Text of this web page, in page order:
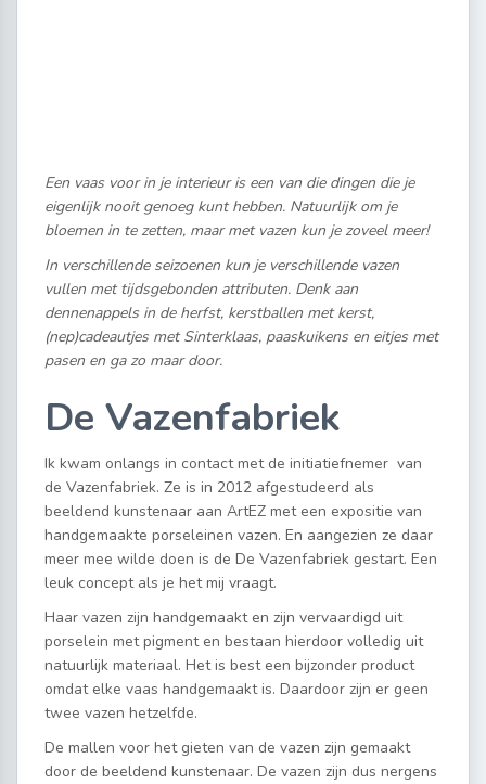
Een vaas voor in je interieur is een van die dingen die je
eigenlijk nooit genoeg kunt hebben. Natuurlijk om je
bloemen in te zetten, maar met vazen kun je zoveel meer!
In verschillende seizoenen kun je verschillende vazen
vullen met tijdsgebonden attributen. Denk aan
dennenappels in de herfst, kerstballen met kerst,
(nep)cadeautjes met Sinterklaas, paaskuikens en eitjes met
pasen en ga zo maar door.
De Vazenfabriek
Ik kwam onlangs in contact met de initiatiefnemer van
de Vazenfabriek. Ze is in 2012 afgestudeerd als
beeldend kunstenaar aan ArtEZ met een expositie van
handgemaakte porseleinen vazen. En aangezien ze daar
meer mee wilde doen is de De Vazenfabriek gestart. Een
leuk concept als je het mij vraagt.
Haar vazen zijn handgemaakt en zijn vervaardigd uit
porselein met pigment en bestaan hierdoor volledig uit
natuurlijk materiaal. Het is best een bijzonder product
omdat elke vaas handgemaakt is. Daardoor zijn er geen
twee vazen hetzelfde.
De mallen voor het gieten van de vazen zijn gemaakt
door de beeldend kunstenaar. De vazen zijn dus nergens